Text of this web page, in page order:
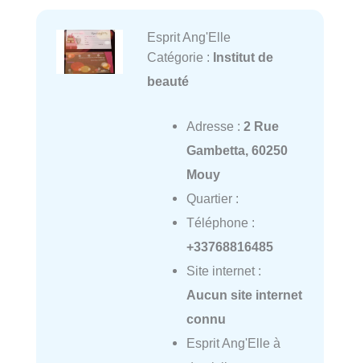
Esprit Ang'Elle
Catégorie : Institut de
beauté
Adresse : 2 Rue
Gambetta, 60250
Mouy
Quartier :
Téléphone :
+33768816485
Site internet :
Aucun site internet
connu
Esprit Ang'Elle à